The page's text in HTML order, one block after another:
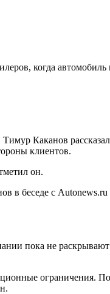
когда автомобиль
Каканов
клиентов.
он.
в беседе с
пока не раскрывают
ограничения.